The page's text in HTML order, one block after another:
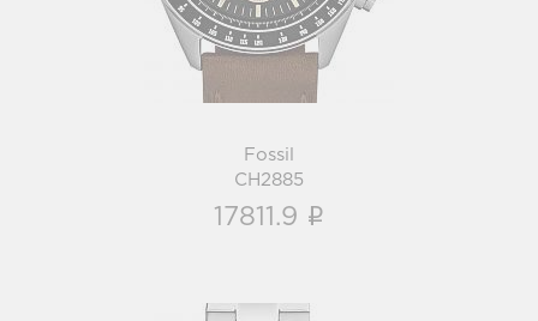
Fossil
CH2885
17811.9 i